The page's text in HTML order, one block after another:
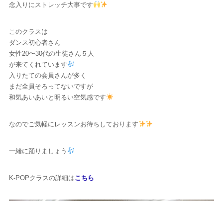
念入りにストレッチ大事です
このクラスは
ダンス初心者さん
女性20〜30代の生徒さん５人
が来てくれています
入りたての会員さんが多く
まだ全員そろってないですが
和気あいあいと明るい空気感です
なのでご気軽にレッスンお待ちしております
一緒に踊りましょう
K-POPクラスの詳細はこちら